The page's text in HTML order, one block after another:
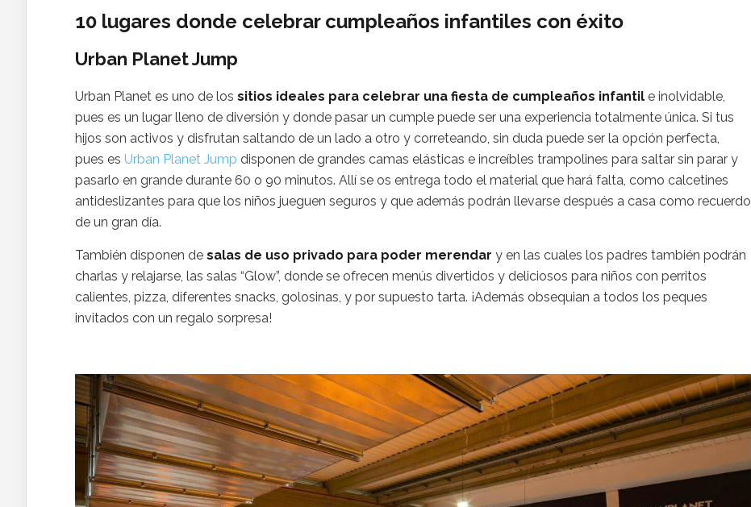
10 lugares donde celebrar cumpleaños infantiles con éxito
Urban Planet Jump
Urban Planet es uno de los sitios ideales para celebrar una fiesta de cumpleaños infantil e inolvidable,
pues es un lugar lleno de diversión y donde pasar un cumple puede ser una experiencia totalmente única. Si tus
hijos son activos y disfrutan saltando de un lado a otro y correteando, sin duda puede ser la opción perfecta,
pues es Urban Planet Jump disponen de grandes camas elásticas e increíbles trampolines para saltar sin parar y
pasarlo en grande durante 60 o 90 minutos. Allí se os entrega todo el material que hará falta, como calcetines
antideslizantes para que los niños jueguen seguros y que además podrán llevarse después a casa como recuerdo
de un gran día.
También disponen de salas de uso privado para poder merendar y en las cuales los padres también podrán
charlas y relajarse, las salas “Glow”, donde se ofrecen menús divertidos y deliciosos para niños con perritos
calientes, pizza, diferentes snacks, golosinas, y por supuesto tarta. ¡Además obsequian a todos los peques
invitados con un regalo sorpresa!